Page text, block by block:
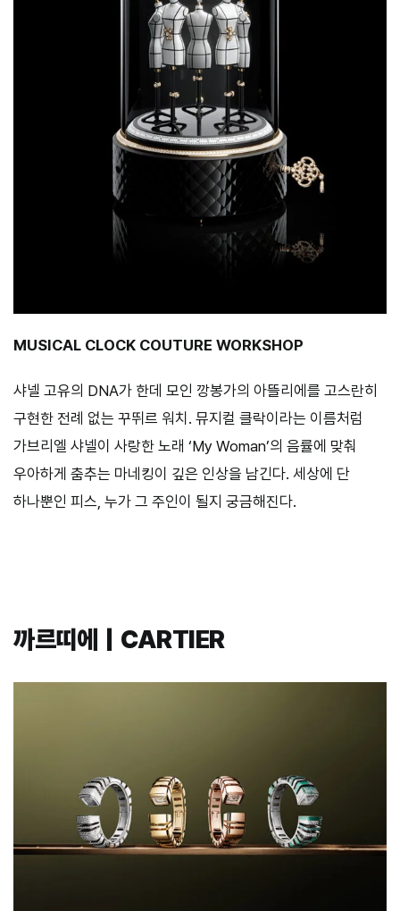
MUSICAL CLOCK COUTURE WORKSHOP
샤넬 고유의 DNA가 한데 모인 깡봉가의 아뜰리에를 고스란히
구현한 전례 없는 꾸뛰르 워치. 뮤지컬 클락이라는 이름처럼
가브리엘 샤넬이 사랑한 노래 ‘My Woman’의 음률에 맞춰
우아하게 춤추는 마네킹이 깊은 인상을 남긴다. 세상에 단
하나뿐인 피스, 누가 그 주인이 될지 궁금해진다.
까르띠에｜CARTIER